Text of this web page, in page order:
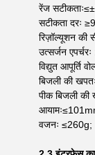
रेंज
सटीकता दरः
रिज़ॉल्यूशन की
उत्सर्जन
विद्युत आपूर्ति
बिजली की
पीक बिजली
वजनः ≤260g;